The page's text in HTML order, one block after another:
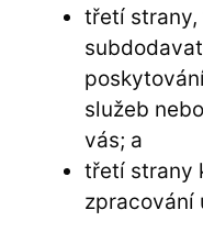
třetí
služeb
vás; a
třetí strany
zpracování